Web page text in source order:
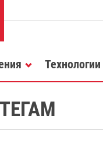
Технологии